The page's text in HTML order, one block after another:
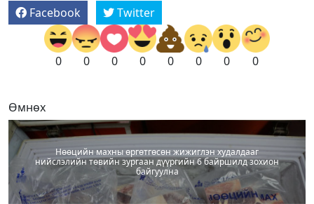
Facebook Twitter
0 0 0 0 0 0 0 0
Өмнөх
Нөөцийн махны өргөтгөсөн жижиглэн худалдааг
нийслэлийн төвийн зургаан дүүргийн 6 байршилд зохион
байгуулна